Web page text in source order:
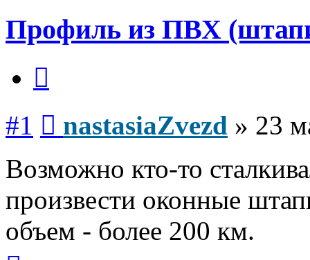
Профиль из ПВХ
#1 nastasiaZvezd » 23
Возможно кто-то
произвести оконные
объем - более 200 км.